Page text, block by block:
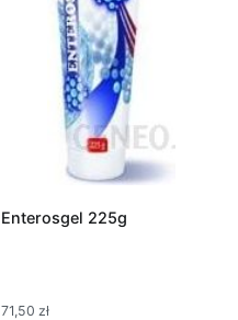
Enterosgel 225g
71,50 zł